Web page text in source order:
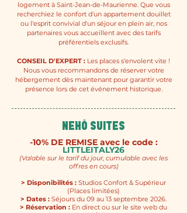
logement à Saint-Jean-de-Maurienne. Que vous
recherchiez le confort d'un appartement douillet
ou l'esprit convivial d'un séjour en plein air, nos
partenaires vous accueillent avec des tarifs
préférentiels exclusifs.
CONSEIL D'EXPERT : Les places s'envolent vite !
Nous vous recommandons de réserver votre
hébergement dès maintenant pour garantir votre
présence lors de cet événement historique.
NEHÔ SUITES
-10% DE REMISE avec le code :
LITTLEITALY26
(Valable sur le tarif du jour, cumulable avec les
offres en cours)
> Disponibilités : Studios Confort & Supérieur
(Places limitées)
> Dates : Séjours du 09 au 13 septembre 2026.
> Réservation : En direct ou sur le site web du